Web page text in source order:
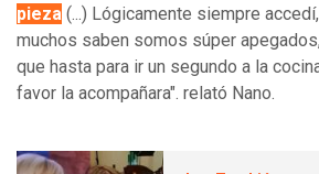
pieza (...) Lógicamente siempre
muchos saben somos súper
que hasta para ir un segundo a la
favor la acompañara". relató Nano.